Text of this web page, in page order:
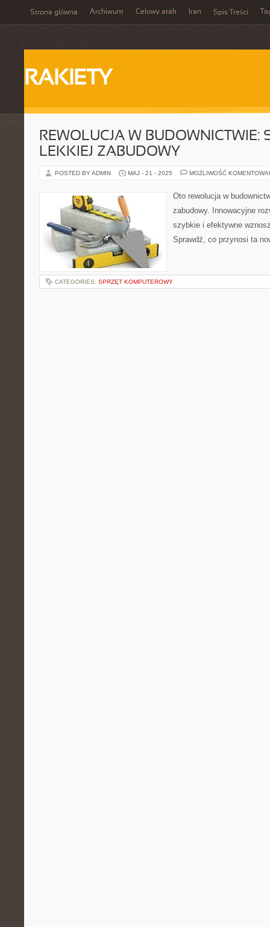
Strona główna Archiwum Celowy atak Iran Spis Treści
RAKIETY
REWOLUCJA W BUDOWNICTWIE:
LEKKIEJ ZABUDOWY
POSTED BY ADMIN MAJ - 21 - 2025 MOŻLIWOŚĆ
Oto rewolucja w
zabudowy. Innowacyjne
szybkie i efektywne
Sprawdź, co przynosi ta
CATEGORIES: SPRZĘT KOMPUTEROWY